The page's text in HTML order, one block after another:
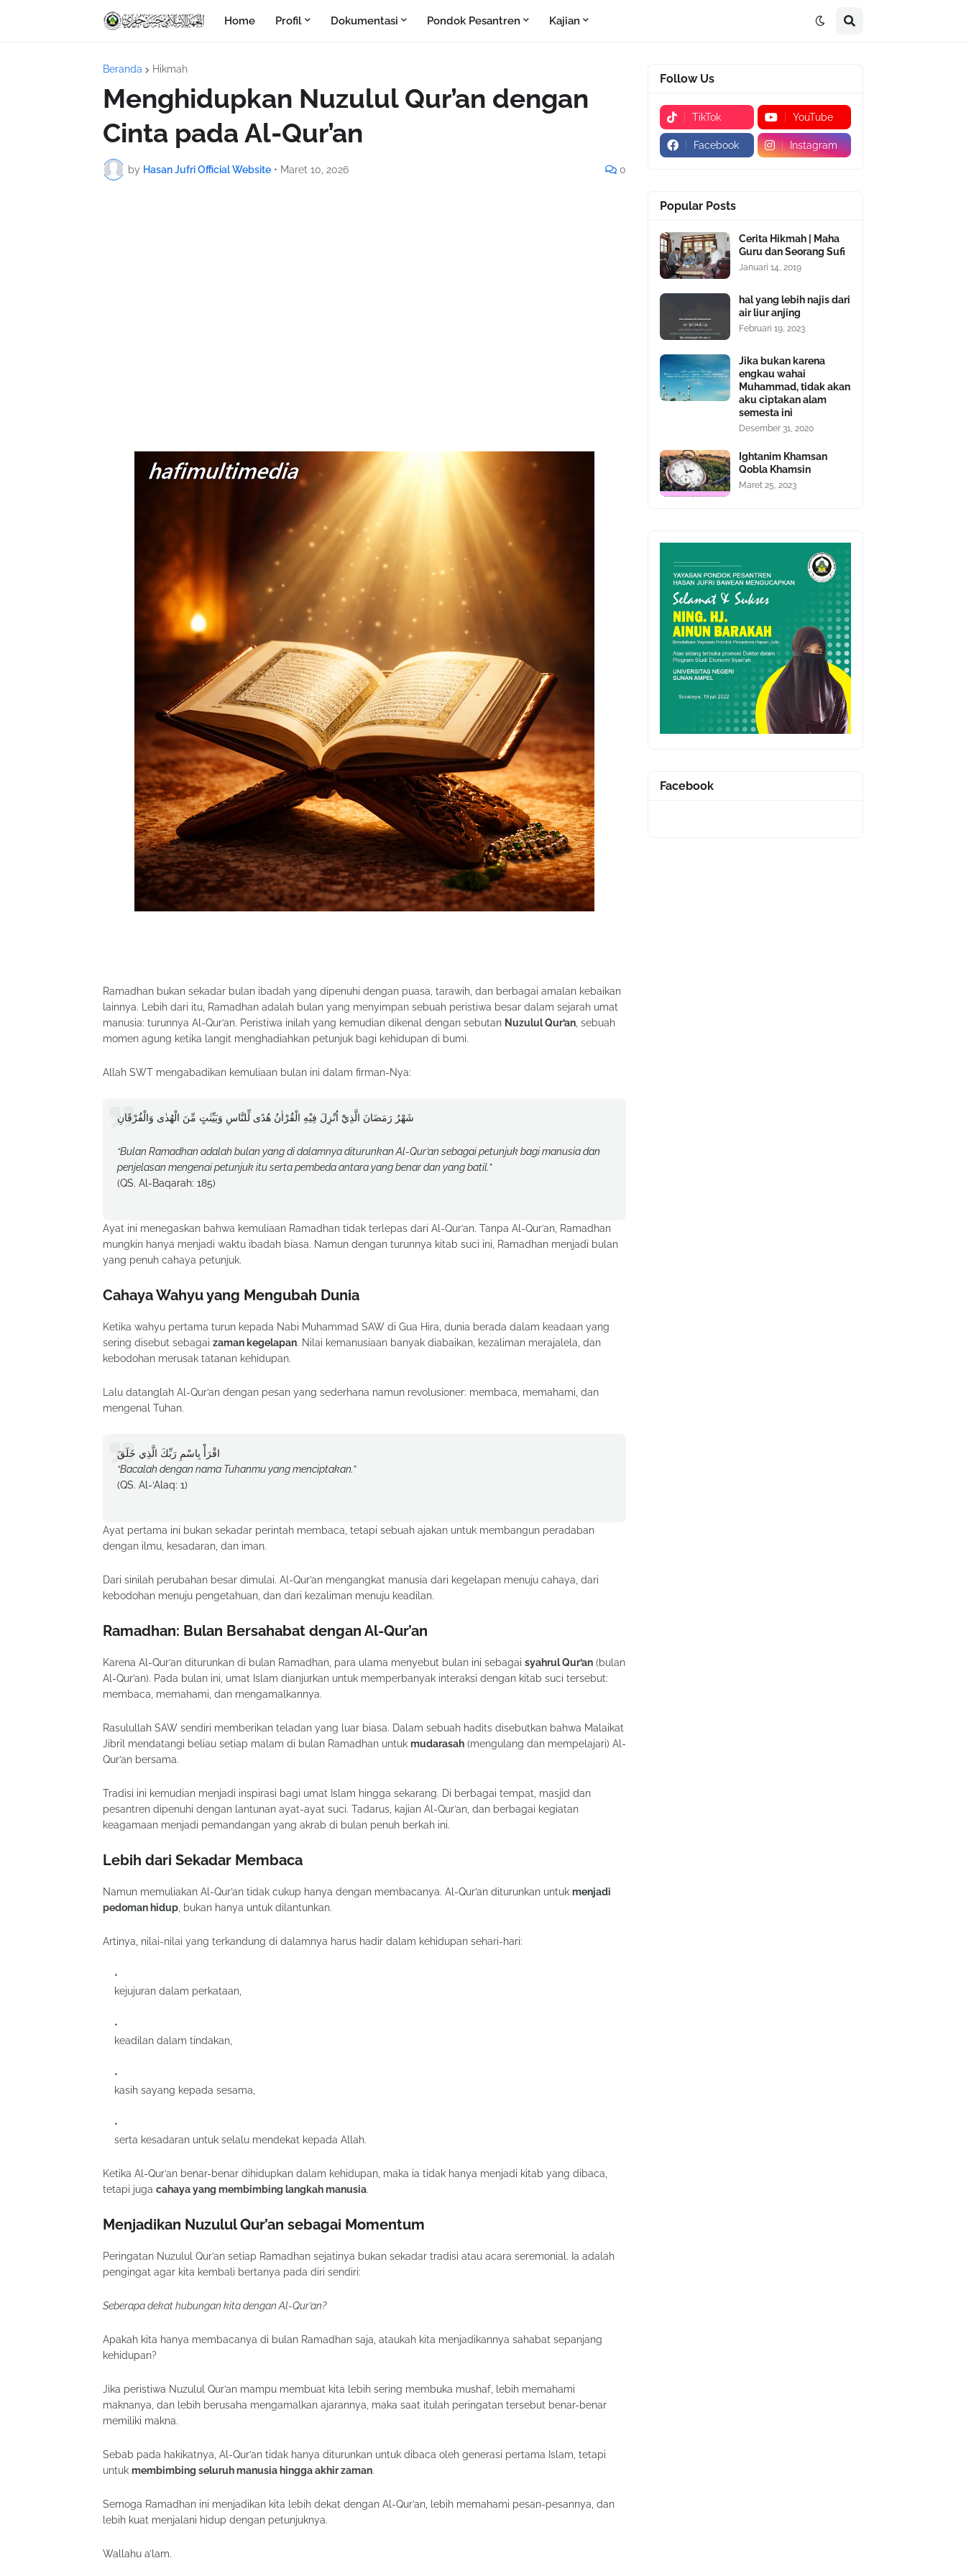
Home Profil Dokumentasi Pondok Pesantren Kajian
Beranda Hikmah
Menghidupkan Nuzulul Qur’an dengan
Cinta pada Al-Qur’an
by Hasan Jufri Official Website • Maret 10, 2026 0
Ramadhan bukan sekadar bulan ibadah yang dipenuhi dengan puasa, tarawih, dan berbagai amalan kebaikan
lainnya. Lebih dari itu, Ramadhan adalah bulan yang menyimpan sebuah peristiwa besar dalam sejarah umat
manusia: turunnya Al-Qur’an. Peristiwa inilah yang kemudian dikenal dengan sebutan Nuzulul Qur’an , sebuah
momen agung ketika langit menghadiahkan petunjuk bagi kehidupan di bumi.
Allah SWT mengabadikan kemuliaan bulan ini dalam firman-Nya:
شَهْرُ رَمَضَانَ الَّذِيْٓ اُنْزِلَ فِيْهِ الْقُرْاٰنُ هُدًى لِّلنَّاسِ وَبَيِّنٰتٍ مِّنَ الْهُدٰى وَالْفُرْقَانِ
“Bulan Ramadhan adalah bulan yang di dalamnya diturunkan Al-Qur’an sebagai petunjuk bagi manusia dan
penjelasan mengenai petunjuk itu serta pembeda antara yang benar dan yang batil.”
(QS. Al-Baqarah: 185)
Ayat ini menegaskan bahwa kemuliaan Ramadhan tidak terlepas dari Al-Qur’an. Tanpa Al-Qur’an, Ramadhan
mungkin hanya menjadi waktu ibadah biasa. Namun dengan turunnya kitab suci ini, Ramadhan menjadi bulan
yang penuh cahaya petunjuk.
Cahaya Wahyu yang Mengubah Dunia
Ketika wahyu pertama turun kepada Nabi Muhammad SAW di Gua Hira, dunia berada dalam keadaan yang
sering disebut sebagai zaman kegelapan. Nilai kemanusiaan banyak diabaikan, kezaliman merajalela, dan
kebodohan merusak tatanan kehidupan.
Lalu datanglah Al-Qur’an dengan pesan yang sederhana namun revolusioner: membaca, memahami, dan
mengenal Tuhan.
اقْرَأْ بِاسْمِ رَبِّكَ الَّذِي خَلَقَ
“Bacalah dengan nama Tuhanmu yang menciptakan.”
(QS. Al-‘Alaq: 1)
Ayat pertama ini bukan sekadar perintah membaca, tetapi sebuah ajakan untuk membangun peradaban
dengan ilmu, kesadaran, dan iman.
Dari sinilah perubahan besar dimulai. Al-Qur’an mengangkat manusia dari kegelapan menuju cahaya, dari
kebodohan menuju pengetahuan, dan dari kezaliman menuju keadilan.
Ramadhan: Bulan Bersahabat dengan Al-Qur’an
Karena Al-Qur’an diturunkan di bulan Ramadhan, para ulama menyebut bulan ini sebagai syahrul Qur’an (bulan
Al-Qur’an). Pada bulan ini, umat Islam dianjurkan untuk memperbanyak interaksi dengan kitab suci tersebut:
membaca, memahami, dan mengamalkannya.
Rasulullah SAW sendiri memberikan teladan yang luar biasa. Dalam sebuah hadits disebutkan bahwa Malaikat
Jibril mendatangi beliau setiap malam di bulan Ramadhan untuk mudarasah (mengulang dan mempelajari) Al-
Qur’an bersama.
Tradisi ini kemudian menjadi inspirasi bagi umat Islam hingga sekarang. Di berbagai tempat, masjid dan
pesantren dipenuhi dengan lantunan ayat-ayat suci. Tadarus, kajian Al-Qur’an, dan berbagai kegiatan
keagamaan menjadi pemandangan yang akrab di bulan penuh berkah ini.
Lebih dari Sekadar Membaca
Namun memuliakan Al-Qur’an tidak cukup hanya dengan membacanya. Al-Qur’an diturunkan untuk menjadi
pedoman hidup , bukan hanya untuk dilantunkan.
Artinya, nilai-nilai yang terkandung di dalamnya harus hadir dalam kehidupan sehari-hari:
kejujuran dalam perkataan,
keadilan dalam tindakan,
kasih sayang kepada sesama,
serta kesadaran untuk selalu mendekat kepada Allah.
Ketika Al-Qur’an benar-benar dihidupkan dalam kehidupan, maka ia tidak hanya menjadi kitab yang dibaca,
tetapi juga cahaya yang membimbing langkah manusia.
Menjadikan Nuzulul Qur’an sebagai Momentum
Peringatan Nuzulul Qur’an setiap Ramadhan sejatinya bukan sekadar tradisi atau acara seremonial. Ia adalah
pengingat agar kita kembali bertanya pada diri sendiri:
Seberapa dekat hubungan kita dengan Al-Qur’an?
Apakah kita hanya membacanya di bulan Ramadhan saja, ataukah kita menjadikannya sahabat sepanjang
kehidupan?
Jika peristiwa Nuzulul Qur’an mampu membuat kita lebih sering membuka mushaf, lebih memahami
maknanya, dan lebih berusaha mengamalkan ajarannya, maka saat itulah peringatan tersebut benar-benar
memiliki makna.
Sebab pada hakikatnya, Al-Qur’an tidak hanya diturunkan untuk dibaca oleh generasi pertama Islam, tetapi
untuk membimbing seluruh manusia hingga akhir zaman.
Semoga Ramadhan ini menjadikan kita lebih dekat dengan Al-Qur’an, lebih memahami pesan-pesannya, dan
lebih kuat menjalani hidup dengan petunjuknya.
Wallahu a’lam.
Follow Us
TikTok YouTube
Facebook Instagram
Popular Posts
Cerita Hikmah | Maha
Guru dan Seorang Sufi
Januari 14, 2019
hal yang lebih najis dari
air liur anjing
Februari 19, 2023
Jika bukan karena
engkau wahai
Muhammad, tidak akan
aku ciptakan alam
semesta ini
Desember 31, 2020
Ightanim Khamsan
Qobla Khamsin
Maret 25, 2023
Facebook